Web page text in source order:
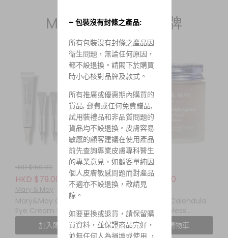
Mary&May 純素品牌
HKD $150.00
HKD $79.00
Mary & May
Mary&May Glutathione
Eye Cream Special Set
傳明酸 + 穀胱甘肽亮白眼
霜特別套裝加入購物車
HKD $145.00
HKD $115.00
Mary & May
Mary&May Calendula
Peptide Ageless
Sleeping Mask 110G 金盞
花勝肽無齡晚安面膜
加入購物車
– 包裝沒有封條之產品:
所有包裝沒有封條之產品因
衛生問題，無論任何原因，
都不設退換。請閣下於購買
時小心核對品牌及款式。
所有推廣或優惠期內購買的
貨品, 郵費或任何免費贈品,
試用裝禮品和非品質問題的
貨品均不設退換。皮膚容易
敏感的顧客建議在使用產品
前先查詢專業皮膚專科醫生
的專業意見，如顧客單純因
個人皮膚敏感問題而對產品
不適亦不設退換，敬請見
諒。
如要更換或退貨，請保留購
買資料，並保證商品完好，
並無任何人為損壞或使用 ，